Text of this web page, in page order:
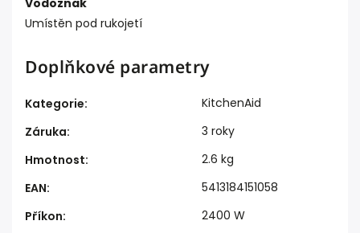
Vodoznak
Umístěn pod rukojetí
Doplňkové parametry
Kategorie:
KitchenAid
Záruka:
3 roky
Hmotnost:
2.6 kg
EAN:
5413184151058
Příkon: 2400 W